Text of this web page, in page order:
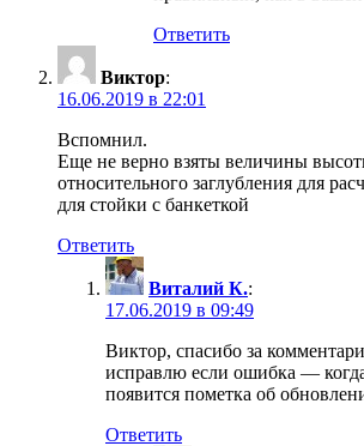
Ответить
Виктор:
16.06.2019 в 22:01
Вспомнил.
Еще не верно взяты величины
относительного заглубления для
для стойки с банкеткой
Ответить
Виталий К.:
17.06.2019 в 09:49
Виктор, спасибо за
исправлю если ошибка —
появится пометка об
Ответить